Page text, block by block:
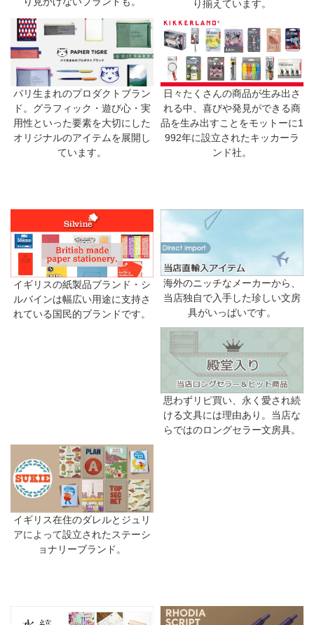
り揃えています。
パリ生まれのプロダクトブラン
ド。グラフィック・遊び心・実
用性といった要素を大切にした
オリジナルのアイテムを展開し
ています。
日々たくさんの商品が生み出さ
れる中、喜びや発見ができる商
品を生み出すことをモットーに1
992年に設立されたキッカーラ
ンド社。
イギリスの紙製品ブランド・シ
ルバインは幅広い用途に支持さ
れている国民的ブランドです。
海外のニッチなメーカーから、
当店独自で入手した珍しい文房
具がいっぱいです。
思わずリピ買い、永く愛され続
ける文具には理由あり。当店な
らではのロングセラー文房具。
イギリス在住のダレルとジュリ
アによって設立されたステーシ
ョナリーブランド。